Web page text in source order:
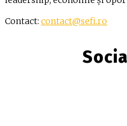
Contact: contact@sefi.ro